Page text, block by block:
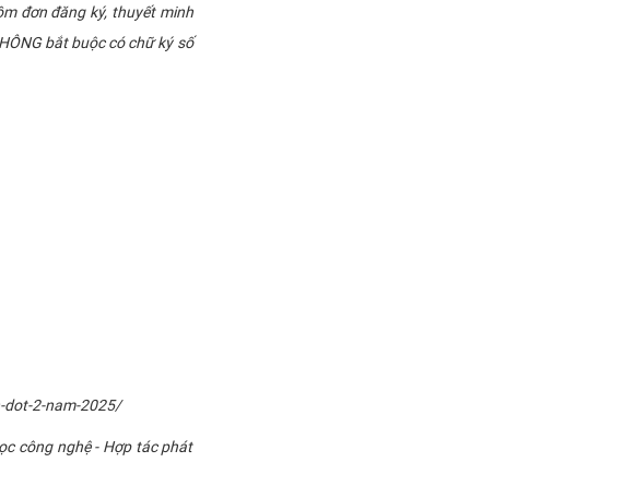
đơn đăng ký, thuyết minh
bắt buộc có chữ ký số
dot-2-nam-2025/
công nghệ - Hợp tác phát